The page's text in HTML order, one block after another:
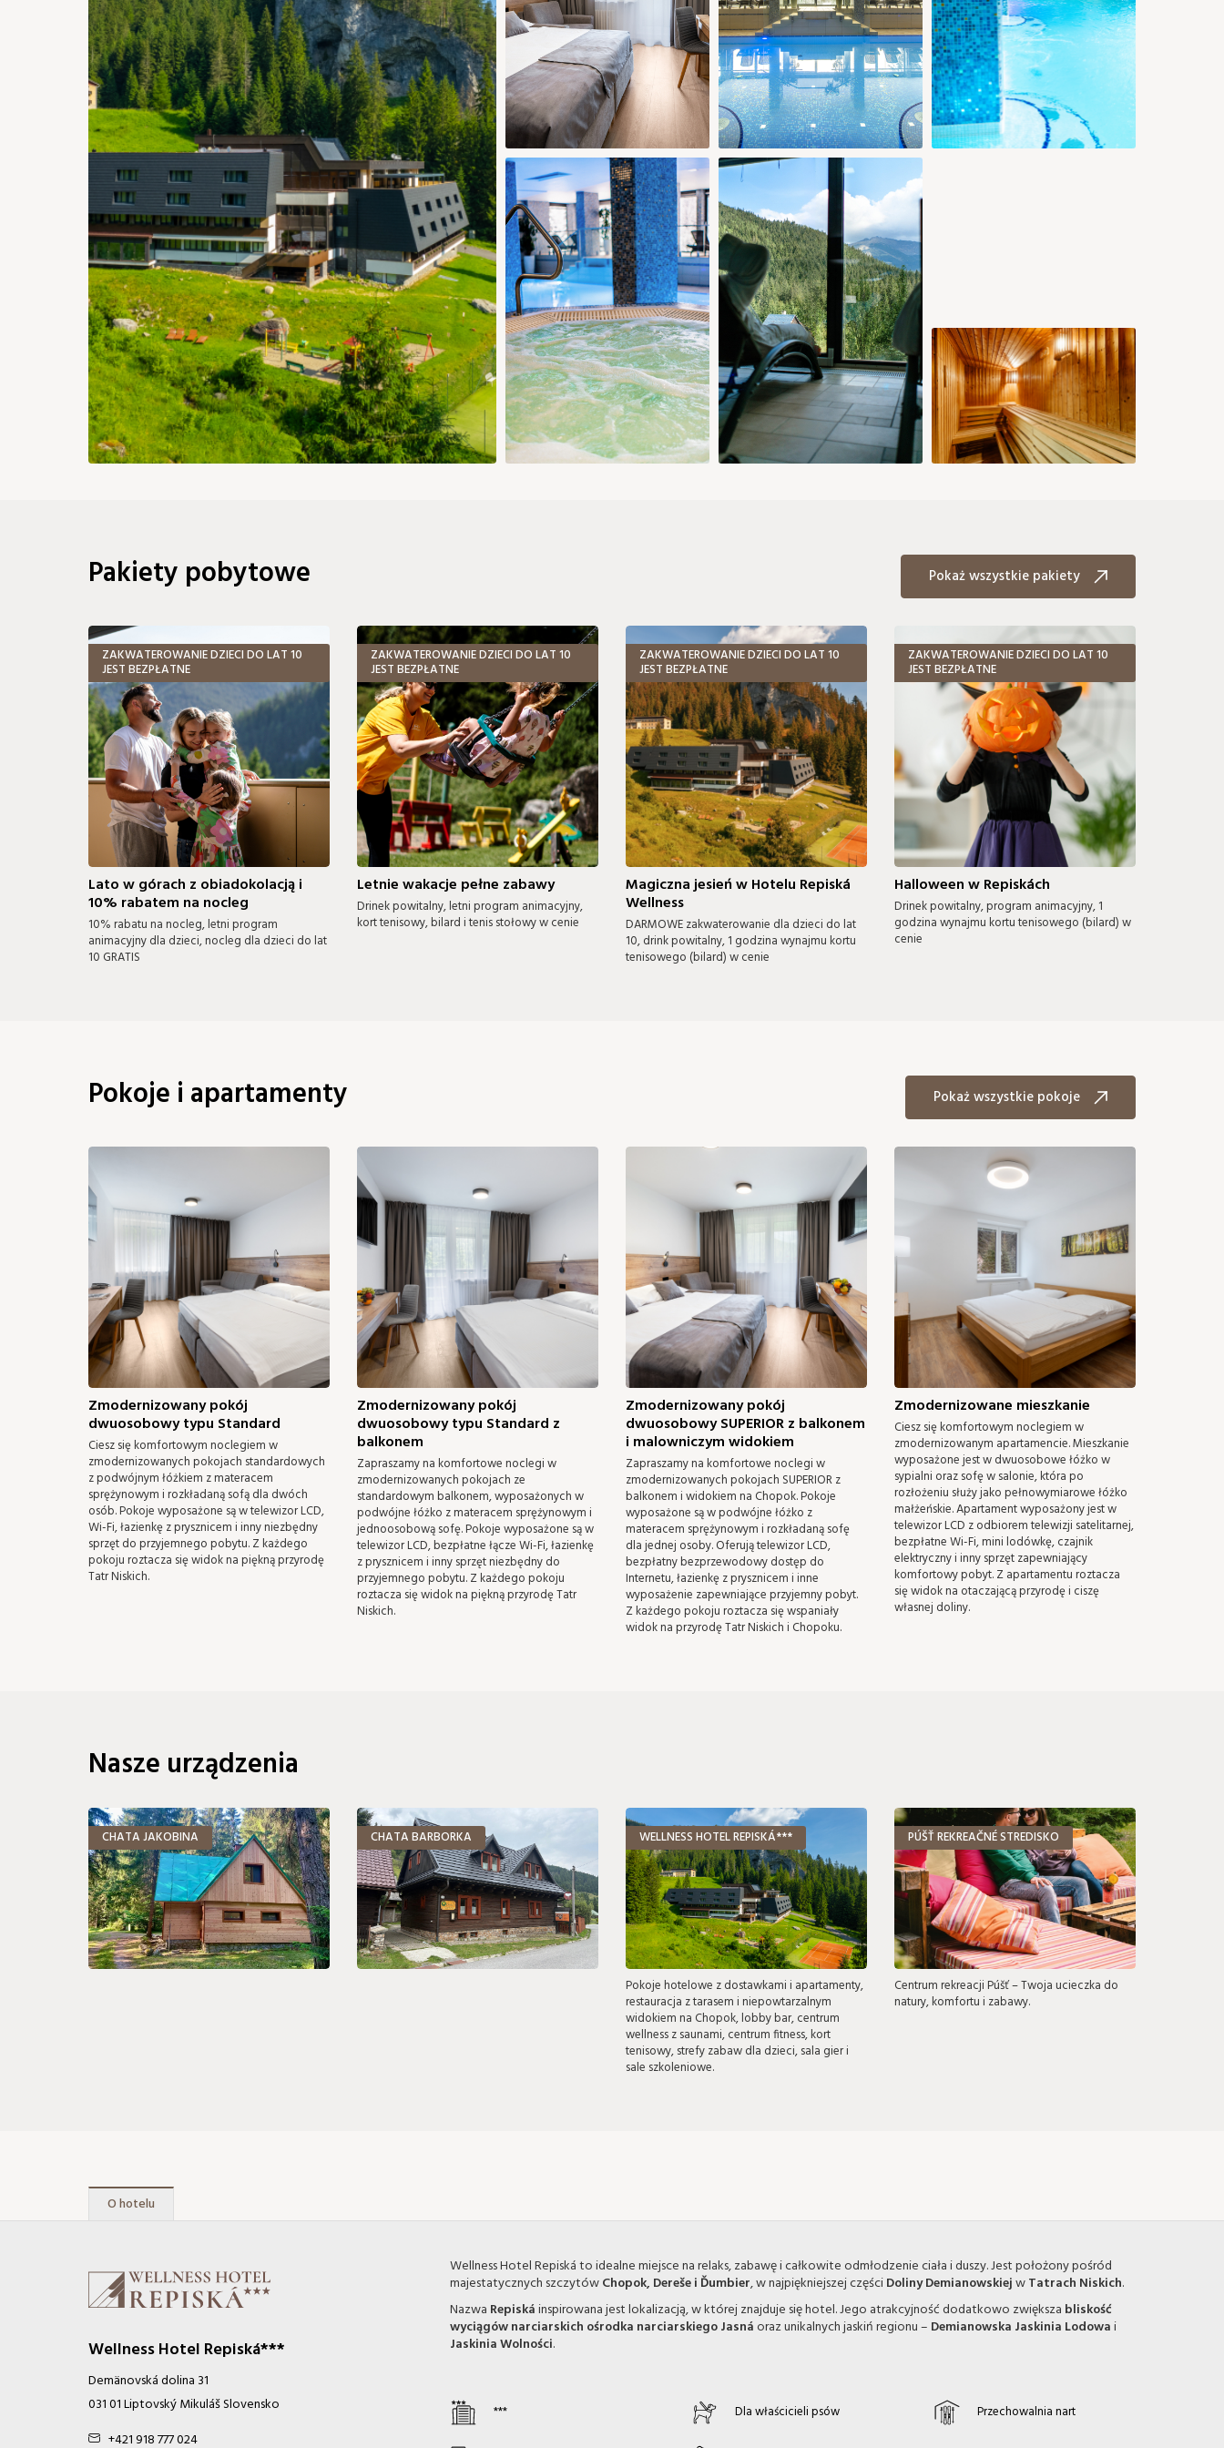
110 € 110 € 106 € 106 € 106 € 106 € 83 €
24
83 €
25
88 €
26
92 €
27
88 €
28
97 €
29
97 €
30
79 €
31
79 €
83 € 79 € 92 € 88 € 88 € 79 €
28
79 €
29
79 €
30
79 €
79 € 79 € 79 € 83 €
26
79 €
27
79 €
28
79 €
29
96 €
Dodaj pokój
Potwierdź wybór
Pakiety pobytowe Pokaż wszystkie pakiety
ZAKWATEROWANIE DZIECI DO LAT 10
JEST BEZPŁATNE
Lato w górach z obiadokolacją i
10% rabatem na nocleg
10% rabatu na nocleg, letni program
animacyjny dla dzieci, nocleg dla dzieci do lat
10 GRATIS
ZAKWATEROWANIE DZIECI DO LAT 10
JEST BEZPŁATNE
Letnie wakacje pełne zabawy
Drinek powitalny, letni program animacyjny,
kort tenisowy, bilard i tenis stołowy w cenie
ZAKWATEROWANIE DZIECI DO LAT 10
JEST BEZPŁATNE
Magiczna jesień w Hotelu Repiská
Wellness
DARMOWE zakwaterowanie dla dzieci do lat
10, drink powitalny, 1 godzina wynajmu kortu
tenisowego (bilard) w cenie
ZAKWATEROWANIE DZIECI DO LAT 10
JEST BEZPŁATNE
Halloween w Repiskách
Drinek powitalny, program animacyjny, 1
godzina wynajmu kortu tenisowego (bilard) w
cenie
Pokoje i apartamenty Pokaż wszystkie pokoje
Zmodernizowany pokój
dwuosobowy typu Standard
Ciesz się komfortowym noclegiem w
zmodernizowanych pokojach standardowych
z podwójnym łóżkiem z materacem
sprężynowym i rozkładaną sofą dla dwóch
osób. Pokoje wyposażone są w telewizor LCD,
Wi-Fi, łazienkę z prysznicem i inny niezbędny
sprzęt do przyjemnego pobytu. Z każdego
pokoju roztacza się widok na piękną przyrodę
Tatr Niskich.
Zmodernizowany pokój
dwuosobowy typu Standard z
balkonem
Zapraszamy na komfortowe noclegi w
zmodernizowanych pokojach ze
standardowym balkonem, wyposażonych w
podwójne łóżko z materacem sprężynowym i
jednoosobową sofę. Pokoje wyposażone są w
telewizor LCD, bezpłatne łącze Wi-Fi, łazienkę
z prysznicem i inny sprzęt niezbędny do
przyjemnego pobytu. Z każdego pokoju
roztacza się widok na piękną przyrodę Tatr
Niskich.
Zmodernizowany pokój
dwuosobowy SUPERIOR z balkonem
i malowniczym widokiem
Zapraszamy na komfortowe noclegi w
zmodernizowanych pokojach SUPERIOR z
balkonem i widokiem na Chopok. Pokoje
wyposażone są w podwójne łóżko z
materacem sprężynowym i rozkładaną sofę
dla jednej osoby. Oferują telewizor LCD,
bezpłatny bezprzewodowy dostęp do
Internetu, łazienkę z prysznicem i inne
wyposażenie zapewniające przyjemny pobyt.
Z każdego pokoju roztacza się wspaniały
widok na przyrodę Tatr Niskich i Chopoku.
Zmodernizowane mieszkanie
Ciesz się komfortowym noclegiem w
zmodernizowanym apartamencie. Mieszkanie
wyposażone jest w dwuosobowe łóżko w
sypialni oraz sofę w salonie, która po
rozłożeniu służy jako pełnowymiarowe łóżko
małżeńskie. Apartament wyposażony jest w
telewizor LCD z odbiorem telewizji satelitarnej,
bezpłatne Wi-Fi, mini lodówkę, czajnik
elektryczny i inny sprzęt zapewniający
komfortowy pobyt. Z apartamentu roztacza
się widok na otaczającą przyrodę i ciszę
własnej doliny.
Nasze urządzenia
CHATA JAKOBINA CHATA BARBORKA WELLNESS HOTEL REPISKÁ***
Pokoje hotelowe z dostawkami i apartamenty,
restauracja z tarasem i niepowtarzalnym
widokiem na Chopok, lobby bar, centrum
wellness z saunami, centrum fitness, kort
tenisowy, strefy zabaw dla dzieci, sala gier i
sale szkoleniowe.
PÚŠŤ REKREAČNÉ STREDISKO
Centrum rekreacji Púšť – Twoja ucieczka do
natury, komfortu i zabawy.
O hotelu
Wellness Hotel Repiská***
Demänovská dolina 31
031 01 Liptovský Mikuláš Slovensko
+421 918 777 024
Wellness Hotel Repiská to idealne miejsce na relaks, zabawę i całkowite odmłodzenie ciała i duszy. Jest położony pośród
majestatycznych szczytówChopok, Dereše i Ďumbier, w najpiękniejszej częściDoliny DemianowskiejwTatrach Niskich.
Nazwa Repiskáinspirowana jest lokalizacją, w której znajduje się hotel. Jego atrakcyjność dodatkowo zwiększa bliskość
wyciągów narciarskich ośrodka narciarskiego Jasná oraz unikalnych jaskiń regionu – Demianowska Jaskinia Lodowai
Jaskinia Wolności.
*** Dla właścicieli psów Przechowalnia nart